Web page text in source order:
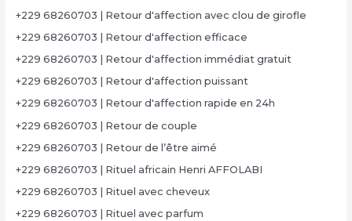
+229 68260703 | Retour d'affection avec clou de girofle
+229 68260703 | Retour d'affection efficace
+229 68260703 | Retour d'affection immédiat gratuit
+229 68260703 | Retour d'affection puissant
+229 68260703 | Retour d'affection rapide en 24h
+229 68260703 | Retour de couple
+229 68260703 | Retour de l’être aimé
+229 68260703 | Rituel africain Henri AFFOLABI
+229 68260703 | Rituel avec cheveux
+229 68260703 | Rituel avec parfum